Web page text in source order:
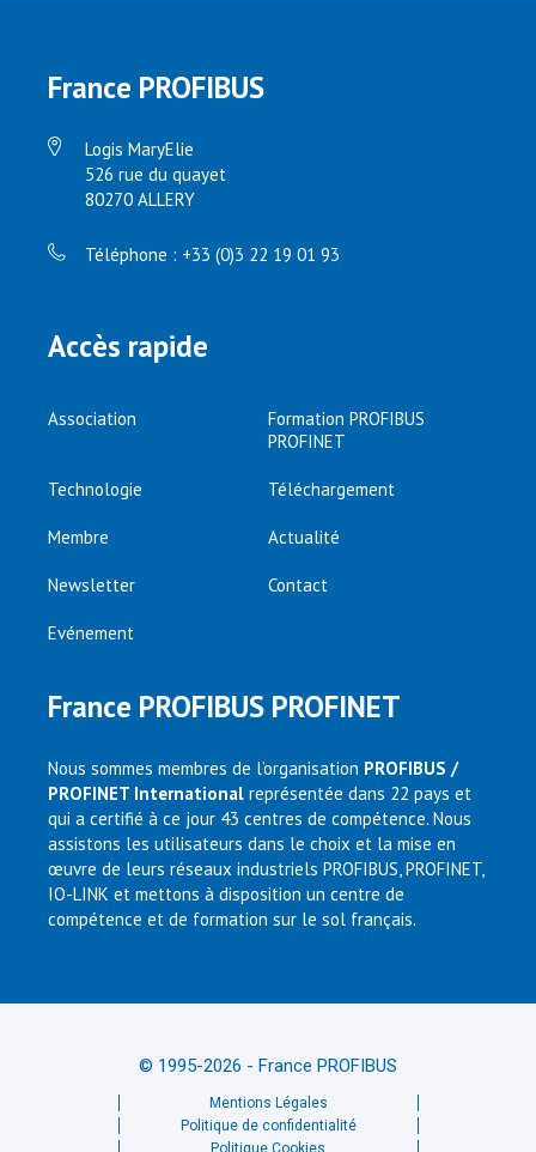
France PROFIBUS
Logis MaryElie
526 rue du quayet
80270 ALLERY
Téléphone : +33 (0)3 22 19 01 93
Accès rapide
Association
Formation PROFIBUS
PROFINET
Technologie Téléchargement
Membre Actualité
Newsletter Contact
Evénement
France PROFIBUS PROFINET
Nous sommes membres de l’organisation PROFIBUS /
PROFINET International représentée dans 22 pays et
qui a certifié à ce jour 43 centres de compétence. Nous
assistons les utilisateurs dans le choix et la mise en
œuvre de leurs réseaux industriels PROFIBUS, PROFINET,
IO-LINK et mettons à disposition un centre de
compétence et de formation sur le sol français.
© 1995-2026 - France PROFIBUS
Mentions Légales
Politique de confidentialité
Politique Cookies